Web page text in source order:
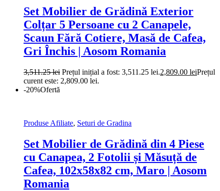
Set Mobilier de Grădină Exterior
Colțar 5 Persoane cu 2 Canapele,
Scaun Fără Cotiere, Masă de Cafea,
Gri Închis | Aosom Romania
3,511.25lei Prețul inițial a fost: 3,511.25 lei.2,809.00 leiPrețul
curent este: 2,809.00 lei.
-20%Ofertă
Produse Afiliate, Seturi de Gradina
Set Mobilier de Grădină din 4 Piese
cu Canapea, 2 Fotolii și Măsuță de
Cafea, 102x58x82 cm, Maro | Aosom
Romania